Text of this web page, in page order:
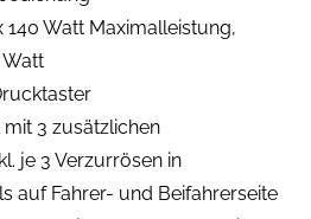
Watt Maximalleistung,
3 zusätzlichen
je 3 Verzurrösen in
auf Fahrer- und Beifahrerseite